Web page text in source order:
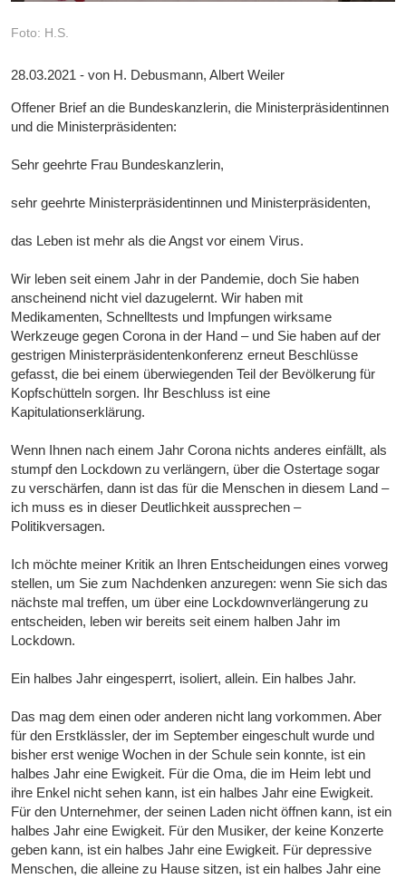
Foto: H.S.
28.03.2021 - von H. Debusmann, Albert Weiler
Offener Brief an die Bundeskanzlerin, die Ministerpräsidentinnen
und die Ministerpräsidenten:
Sehr geehrte Frau Bundeskanzlerin,
sehr geehrte Ministerpräsidentinnen und Ministerpräsidenten,
das Leben ist mehr als die Angst vor einem Virus.
Wir leben seit einem Jahr in der Pandemie, doch Sie haben
anscheinend nicht viel dazugelernt. Wir haben mit
Medikamenten, Schnelltests und Impfungen wirksame
Werkzeuge gegen Corona in der Hand – und Sie haben auf der
gestrigen Ministerpräsidentenkonferenz erneut Beschlüsse
gefasst, die bei einem überwiegenden Teil der Bevölkerung für
Kopfschütteln sorgen. Ihr Beschluss ist eine
Kapitulationserklärung.
Wenn Ihnen nach einem Jahr Corona nichts anderes einfällt, als
stumpf den Lockdown zu verlängern, über die Ostertage sogar
zu verschärfen, dann ist das für die Menschen in diesem Land –
ich muss es in dieser Deutlichkeit aussprechen –
Politikversagen.
Ich möchte meiner Kritik an Ihren Entscheidungen eines vorweg
stellen, um Sie zum Nachdenken anzuregen: wenn Sie sich das
nächste mal treffen, um über eine Lockdownverlängerung zu
entscheiden, leben wir bereits seit einem halben Jahr im
Lockdown.
Ein halbes Jahr eingesperrt, isoliert, allein. Ein halbes Jahr.
Das mag dem einen oder anderen nicht lang vorkommen. Aber
für den Erstklässler, der im September eingeschult wurde und
bisher erst wenige Wochen in der Schule sein konnte, ist ein
halbes Jahr eine Ewigkeit. Für die Oma, die im Heim lebt und
ihre Enkel nicht sehen kann, ist ein halbes Jahr eine Ewigkeit.
Für den Unternehmer, der seinen Laden nicht öffnen kann, ist ein
halbes Jahr eine Ewigkeit. Für den Musiker, der keine Konzerte
geben kann, ist ein halbes Jahr eine Ewigkeit. Für depressive
Menschen, die alleine zu Hause sitzen, ist ein halbes Jahr eine